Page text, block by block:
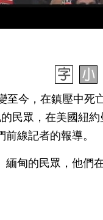
至今，在鎮壓中死
民眾，在美國紐約
線記者的報導。
甸的民眾，他們